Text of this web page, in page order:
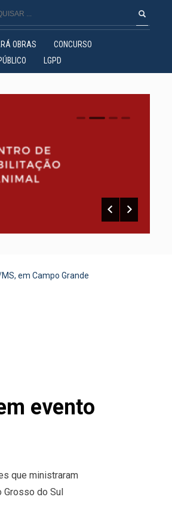
OBRAS
CONCURSO
LGPD
0 1 2
em Campo Grande
evento
que ministraram
do Sul